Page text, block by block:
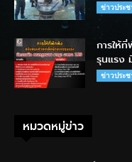
ข่าวประ
การให้
รุนแรง
ข่าวประ
หมวดหมู่ข่าว